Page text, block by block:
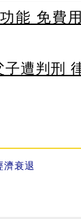
能 免費
遭判刑
濟衰退